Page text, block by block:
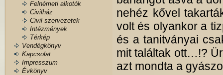
Felnémeti alkotók
Civilház
Civil szervezetek
Intézmények
Térkép
Vendégkönyv
Kapcsolat
Impresszum
Évkönyv
nehéz kővel
volt és olyankor a
és a tanitványai
mit találtak ott…!?
azt mondta a